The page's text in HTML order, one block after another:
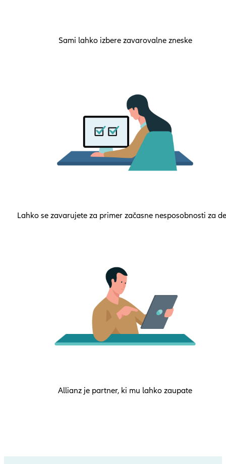
Sami lahko izbere zavarovalne zneske
Lahko se zavarujete za primer začasne nesposobnosti za
Allianz je partner, ki mu lahko zaupate